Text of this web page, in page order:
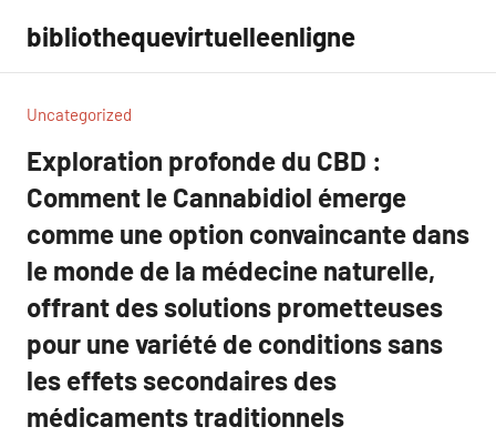
contenu
bibliothequevirtuelleenligne
Uncategorized
Exploration profonde du CBD :
Comment le Cannabidiol émerge
comme une option convaincante dans
le monde de la médecine naturelle,
offrant des solutions prometteuses
pour une variété de conditions sans
les effets secondaires des
médicaments traditionnels